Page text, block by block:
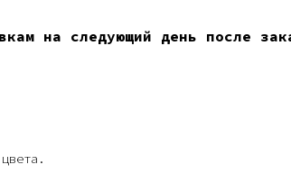
на следующий день после